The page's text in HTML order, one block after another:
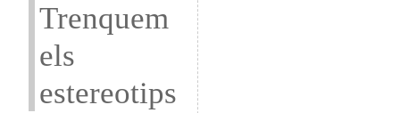
Trenquem
els
estereotips